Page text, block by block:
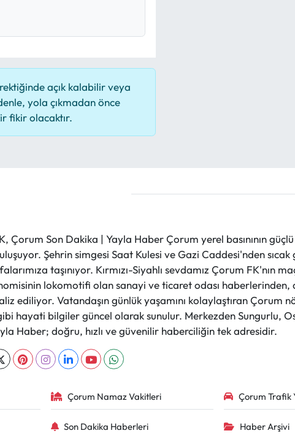
açık kalabilir veya
yola çıkmadan önce
fikir olacaktır.
Son Dakika | Yayla Haber Çorum yerel basınının
Şehrin simgesi Saat Kulesi ve Gazi Caddesi'nden
taşınıyor. Kırmızı-Siyahlı sevdamız Çorum FK'nın
lokomotifi olan sanayi ve ticaret odası haberlerinden,
ediliyor. Vatandaşın günlük yaşamını kolaylaştıran Çorum
hayati bilgiler güncel olarak sunulur. Merkezden Sungurlu,
Haber; doğru, hızlı ve güvenilir haberciliğin tek adresidir.
Çorum Namaz Vakitleri Çorum Trafik
Son Dakika Haberleri Haber Arşivi